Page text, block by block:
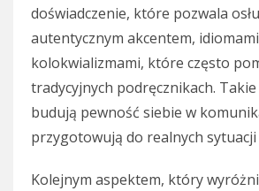
doświadczenie, które pozwala
autentycznym akcentem,
kolokwializmami, które często
tradycyjnych podręcznikach.
budują pewność siebie w
przygotowują do realnych sytuacji
Kolejnym aspektem, który